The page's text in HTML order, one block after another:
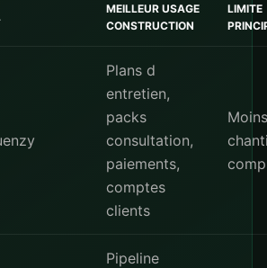
MEILLEUR USAGE
CONSTRUCTION
LIMITE
Plans d
entretien,
packs
consultation,
paiements,
comptes
clients
Pipeline